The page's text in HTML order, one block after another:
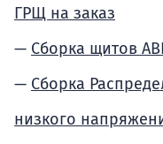
ГРЩ на заказ
Сборка щитов
Сборка
низкого